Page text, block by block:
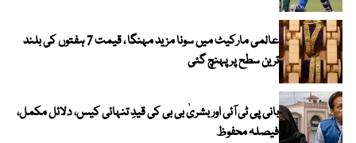
عالمی مارکیٹ میں سونا مزید مہنگا ، قیمت 7 ہفتوں کی بلند
ترین سطح پر پہنچ گئی
بانی پی ٹی آئی اور بشریٰ بی بی کی قیدِ تنہائی کیس، دلائل مکمل،
فیصلہ محفوظ